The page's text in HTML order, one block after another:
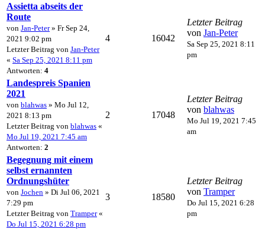
Assietta abseits der
Route
von Jan-Peter» Fr Sep 24,
2021 9:02 pm
Letzter Beitrag von Jan-Peter
« Sa Sep 25, 2021 8:11 pm
Antworten: 4
4 16042
Letzter Beitrag
von Jan-Peter
Sa Sep 25, 2021 8:11
pm
Landespreis Spanien
2021
von blahwas » Mo Jul 12,
2021 8:13 pm
Letzter Beitrag von blahwas «
Mo Jul 19, 2021 7:45 am
Antworten: 2
2 17048
Letzter Beitrag
von blahwas
Mo Jul 19, 2021 7:45
am
Begegnung mit einem
selbst ernannten
Ordnungshüter
von Jochen » Di Jul 06, 2021
7:29 pm
Letzter Beitrag von Tramper«
Do Jul 15, 2021 6:28 pm
3 18580
Letzter Beitrag
von Tramper
Do Jul 15, 2021 6:28
pm